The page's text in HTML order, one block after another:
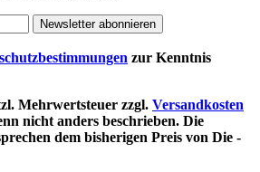
Newsletter abonnieren
zur Kenntnis
Mehrwertsteuer zzgl. Versandkosten
nicht anders beschrieben. Die
dem bisherigen Preis von Die -